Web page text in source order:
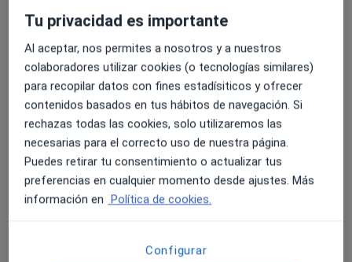
Opción de pago online
Dra. Sofía Vargas Iglesias
Médica de familia, Urgencióloga, Médica general·Ver más
163 opiniones
Dirección Online
Tu privacidad es importante
Al aceptar, nos permites a nosotros y a nuestros
colaboradores utilizar cookies (o tecnologías similares)
para recopilar datos con fines estadísiticos y ofrecer
contenidos basados en tus hábitos de navegación. Si
rechazas todas las cookies, solo utilizaremos las
necesarias para el correcto uso de nuestra página.
Puedes retirar tu consentimiento o actualizar tus
preferencias en cualquier momento desde ajustes. Más
información en Política de cookies.
Configurar